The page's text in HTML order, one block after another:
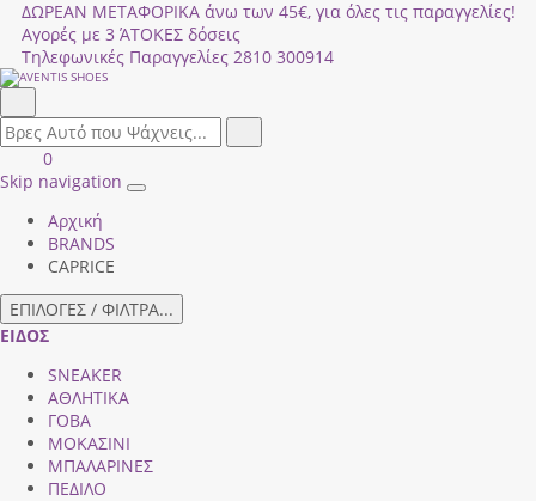
ΔΩΡΕΑΝ ΜΕΤΑΦΟΡΙΚΑ άνω των 45€, για όλες τις παραγγελίες!
Αγορές με 3 ΆΤΟΚΕΣ δόσεις
Τηλεφωνικές Παραγγελίες 2810 300914
field.search
Είσοδος
|
ΚΑΛΑΘΙ
ΑΓΟΡΩΝ
0
Skip navigation
Toggle
Αρχική
BRANDS
CAPRICE
ΕΠΙΛΟΓΕΣ / ΦΙΛΤΡΑ...
ΕΙΔΟΣ
SNEAKER
ΑΘΛΗΤΙΚΑ
ΓΟΒΑ
ΜΟΚΑΣΙΝΙ
ΜΠΑΛΑΡΙΝΕΣ
ΠΕΔΙΛΟ